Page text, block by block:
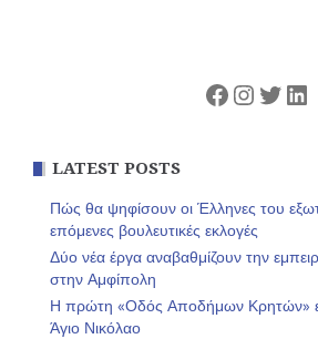
Facebook
LATEST POSTS
Πώς θα ψηφίσουν οι Έλληνες του
επόμενες βουλευτικές εκλογές
Δύο νέα έργα αναβαθμίζουν την
στην Αμφίπολη
Η πρώτη «Οδός Αποδήμων Κρητών»
Άγιο Νικόλαο